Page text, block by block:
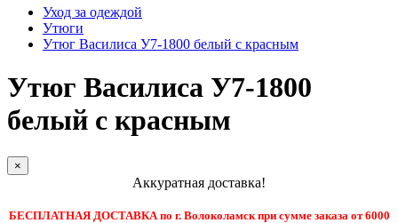
Уход за одеждой
Утюги
Утюг Василиса У7-1800 белый с красным
Утюг Василиса У7-1800
белый с красным
×
Аккуратная доставка!
БЕСПЛАТНАЯ ДОСТАВКА по г. Волоколамск при сумме заказа от 6000